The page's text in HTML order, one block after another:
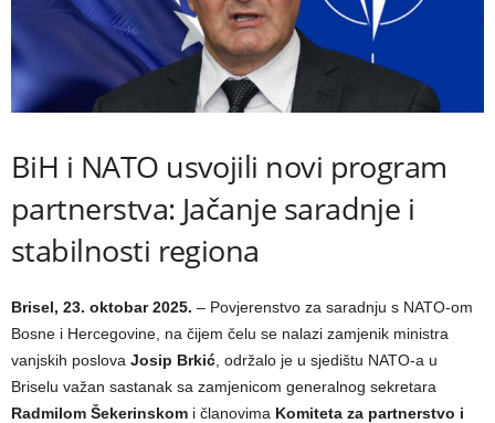
BiH i NATO usvojili novi program
partnerstva: Jačanje saradnje i
stabilnosti regiona
Brisel, 23. oktobar 2025. – Povjerenstvo za saradnju s NATO-om
Bosne i Hercegovine, na čijem čelu se nalazi zamjenik ministra
vanjskih poslova Josip Brkić , održalo je u sjedištu NATO-a u
Briselu važan sastanak sa zamjenicom generalnog sekretara
Radmilom Šekerinskom i članovima Komiteta za partnerstvo i